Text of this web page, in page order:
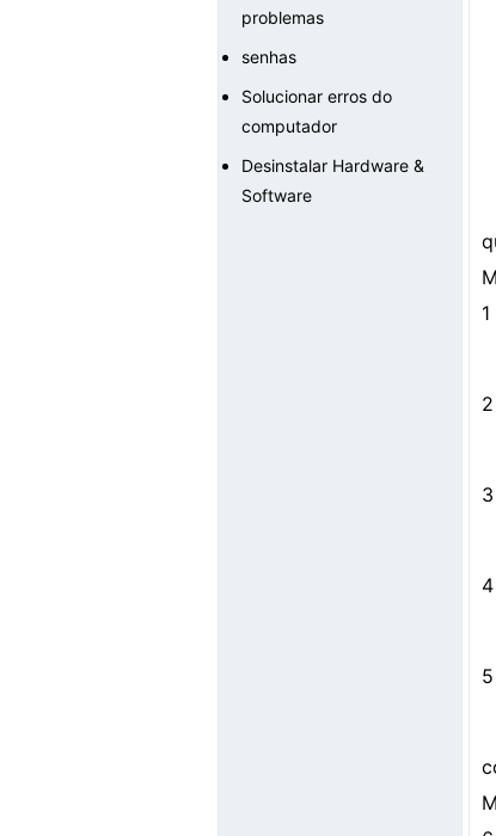
problemas
senhas
Solucionar erros do
computador
Desinstalar Hardware &
Software
1
2
3
4
5